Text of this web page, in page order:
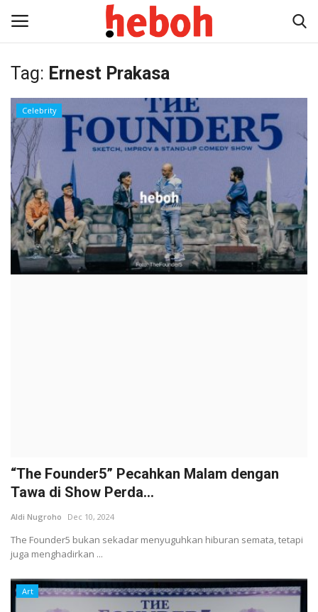
Home
Entertainment
Lifestyle
Video
News
Tag: Ernest Prakasa
Celebrity
“The Founder5” Pecahkan Malam dengan
Tawa di Show Perda...
Aldi Nugroho Dec 10, 2024
The Founder5 bukan sekadar menyuguhkan hiburan semata, tetapi
juga menghadirkan ...
Art